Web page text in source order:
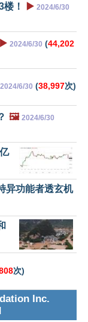
！ ▶️ 2024/6/30
▶️ 2024/6/30 (44,202
2024/6/30 (38,997次)
🖼️ 2024/6/30
异功能者透玄机
次)
Inc.